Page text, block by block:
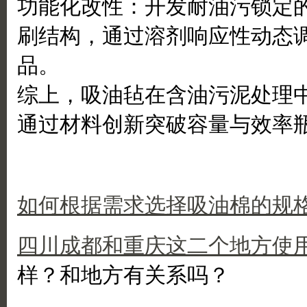
功能化改性：开发耐油污锁定
刷结构，通过溶剂响应性动态
品。
综上，吸油毡在含油污泥处理
通过材料创新突破容量与效率
如何根据需求选择吸油棉的规
四川成都和重庆这二个地方使
样？和地方有关系吗？